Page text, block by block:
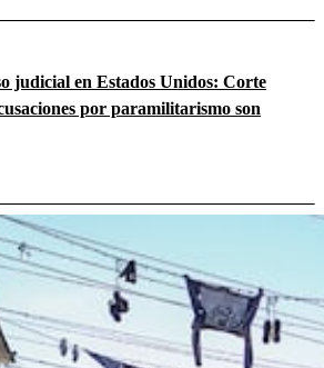
judicial en Estados Unidos: Corte
por paramilitarismo son